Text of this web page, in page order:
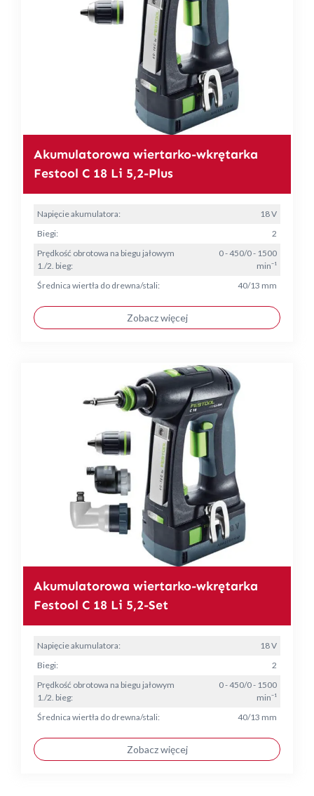
Akumulatorowa wiertarko-wkrętarka
Festool C 18 Li 5,2-Plus
Napięcie akumulatora:
18 V
Biegi:
2
Prędkość obrotowa na biegu jałowym
1./2. bieg:
0 - 450/0 - 1500
min⁻¹
Średnica wiertła do drewna/stali:
40/13 mm
Zobacz więcej
Akumulatorowa wiertarko-wkrętarka
Festool C 18 Li 5,2-Set
Napięcie akumulatora:
18 V
Biegi:
2
Prędkość obrotowa na biegu jałowym
1./2. bieg:
0 - 450/0 - 1500
min⁻¹
Średnica wiertła do drewna/stali:
40/13 mm
Zobacz więcej